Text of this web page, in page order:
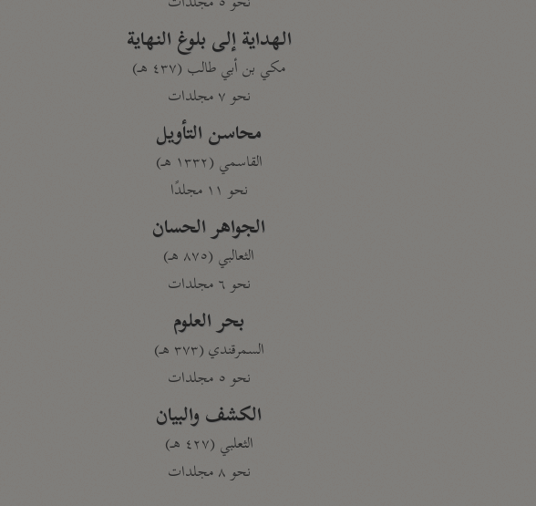
الهداية إلى بلوغ النهاية
مكي بن أبي طالب (٤٣٧ هـ)
نحو ٧ مجلدات
محاسن التأويل
القاسمي (١٣٣٢ هـ)
نحو ١١ مجلدًا
الجواهر الحسان
الثعالبي (٨٧٥ هـ)
نحو ٦ مجلدات
بحر العلوم
السمرقندي (٣٧٣ هـ)
نحو ٥ مجلدات
الكشف والبيان
الثعلبي (٤٢٧ هـ)
نحو ٨ مجلدات